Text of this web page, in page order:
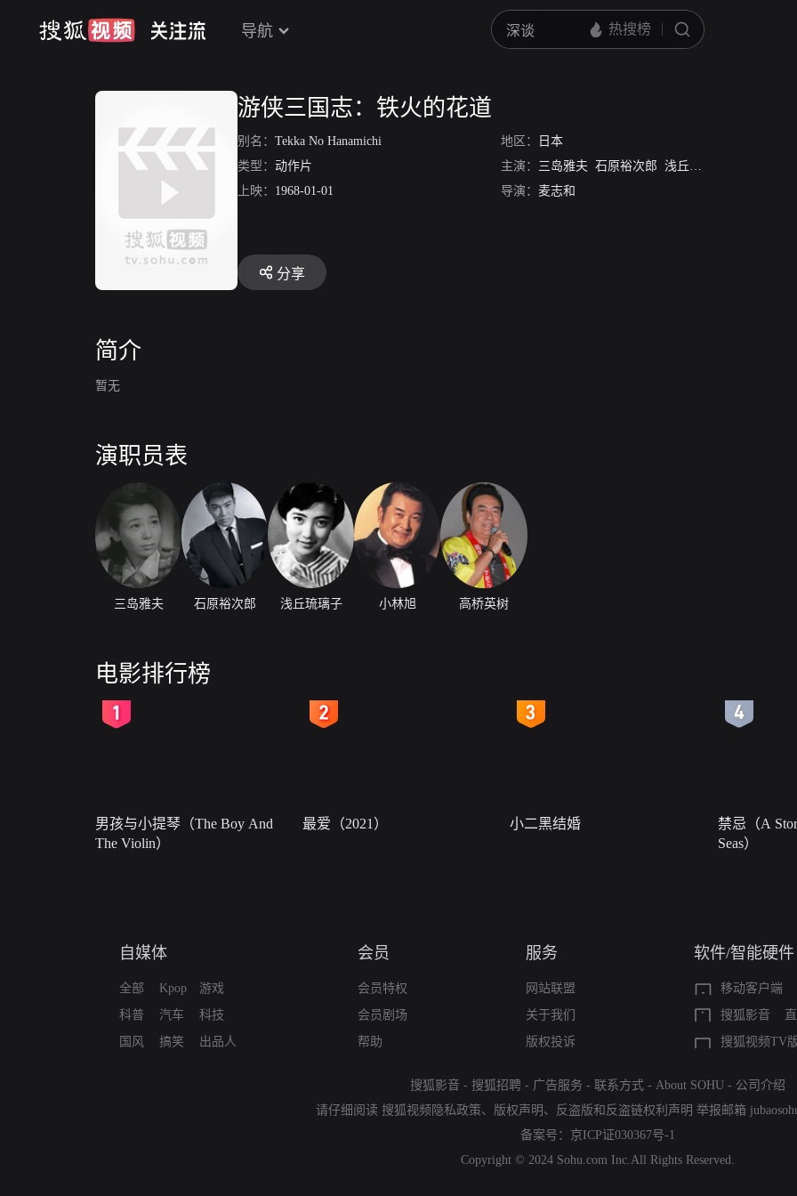
导航
游侠三国志：铁火的花道
别名： Tekka No Hanamichi 地区：
日本
类型： 动作片 主演： 三岛雅夫 石原裕次郎 浅丘琉璃子
上映： 1968-01-01 导演： 麦志和
分享
简介
暂无
演职员表
三岛雅夫 石原裕次郎 浅丘琉璃子 小林旭 高桥英树
电影排行榜
男孩与小提琴（The Boy And
The Violin）
最爱（2021） 小二黑结婚
禁忌（A
Seas）
自媒体
全部
科普
国风
Kpop
汽车
搞笑
游戏
科技
出品人
会员
会员特权
会员剧场
帮助
服务
网站联盟
关于我们
版权投诉
软件/智能硬件
移动客户端
搜狐影音
搜狐视频TV
搜狐影音 - 搜狐招聘 - 广告服务 - 联系方式 - About SOHU - 公司介绍
请仔细阅读 搜狐视频隐私政策、 版权声明 、 反盗版和反盗链权利声明 举报邮箱
备案号： 京ICP证030367号-1
Copyright © 2024 Sohu.com Inc.All Rights Reserved.